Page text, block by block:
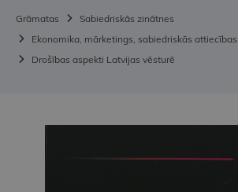
Grāmatas
Sabiedriskās zinātnes
Ekonomika, mārketings, sabiedriskās attiecības
Drošības aspekti Latvijas vēsturē